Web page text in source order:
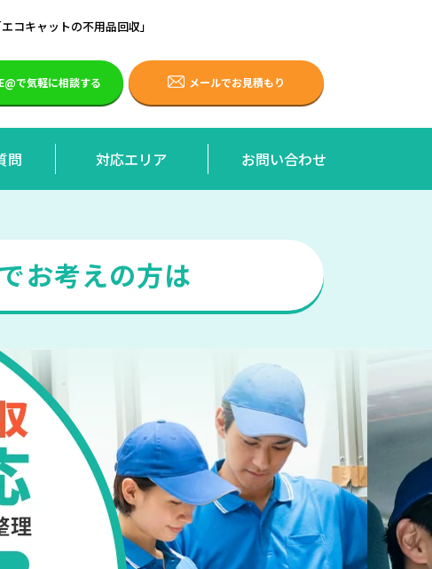
コキャットの不用品回収」
で気軽に相談する メールでお見積もり
問 対応エリア お問い合わせ
お考えの方は